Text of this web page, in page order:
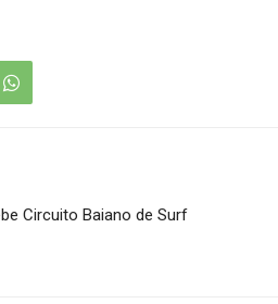
Circuito Baiano de Surf